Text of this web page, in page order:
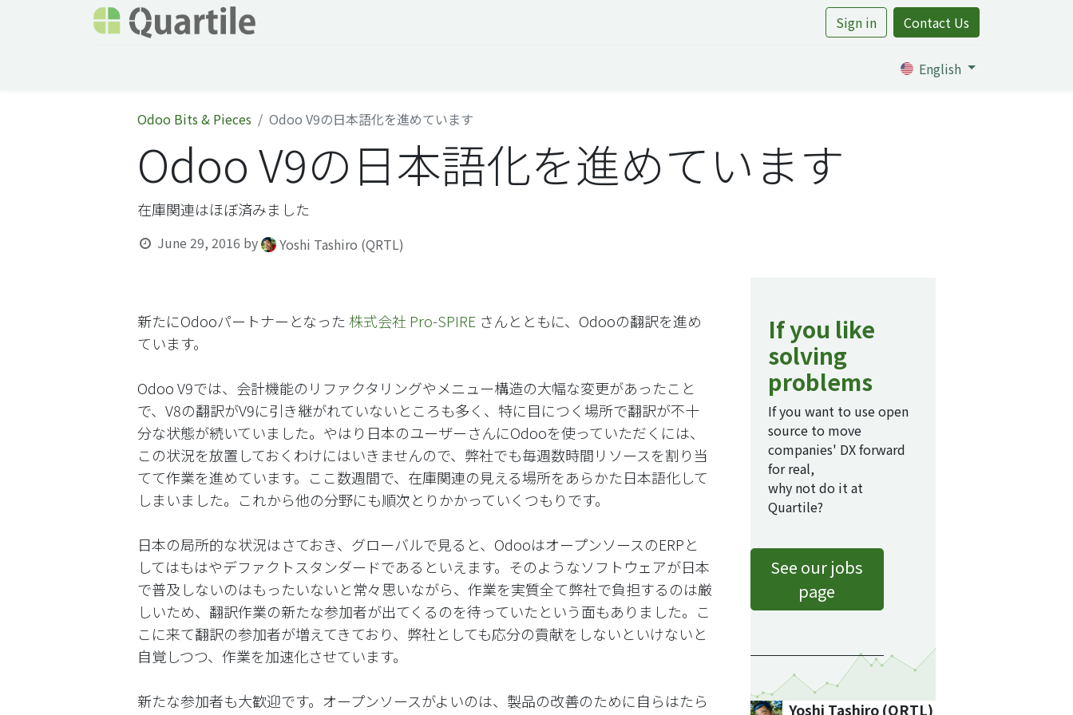
Sign in Contact Us
English
Odoo Bits & Pieces Odoo V9の日本語化を進めています
Odoo V9の日本語化を進めています
在庫関連はほぼ済みました
June 29, 2016 by Yoshi Tashiro (QRTL)
新たにOdooパートナーとなった 株式会社 Pro-SPIRE さんとともに、Odooの翻訳を進め
ています。
Odoo V9では、会計機能のリファクタリングやメニュー構造の大幅な変更があったこと
で、V8の翻訳がV9に引き継がれていないところも多く、特に目につく場所で翻訳が不十
分な状態が続いていました。やはり日本のユーザーさんにOdooを使っていただくには、
この状況を放置しておくわけにはいきませんので、弊社でも毎週数時間リソースを割り当
てて作業を進めています。ここ数週間で、在庫関連の見える場所をあらかた日本語化して
しまいました。これから他の分野にも順次とりかかっていくつもりです。
日本の局所的な状況はさておき、グローバルで見ると、OdooはオープンソースのERPと
してはもはやデファクトスタンダードであるといえます。そのようなソフトウェアが日本
で普及しないのはもったいないと常々思いながら、作業を実質全て弊社で負担するのは厳
しいため、翻訳作業の新たな参加者が出てくるのを待っていたという面もありました。こ
こに来て翻訳の参加者が増えてきており、弊社としても応分の貢献をしないといけないと
自覚しつつ、作業を加速化させています。
新たな参加者も大歓迎です。オープンソースがよいのは、製品の改善のために自らはたら
If you like
solving
problems
If you want to use open
source to move
companies' DX forward
for real,
why not do it at
Quartile?
See our jobs
page
Yoshi Tashiro (QRTL)